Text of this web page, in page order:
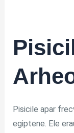
Pisicile apar
egiptene. Ele